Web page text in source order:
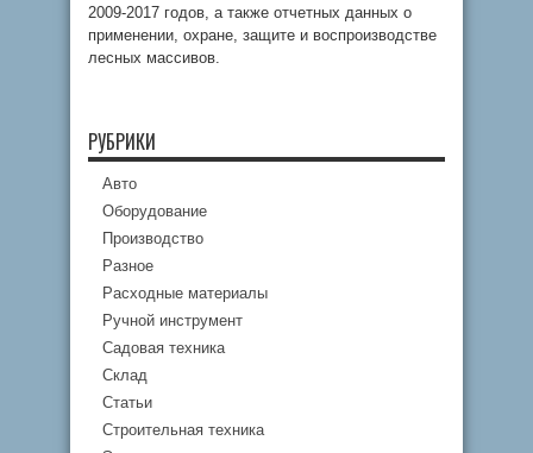
2009-2017 годов, а также отчетных данных о
применении, охране, защите и воспроизводстве
лесных массивов.
РУБРИКИ
Авто
Оборудование
Производство
Разное
Расходные материалы
Ручной инструмент
Садовая техника
Склад
Статьи
Строительная техника